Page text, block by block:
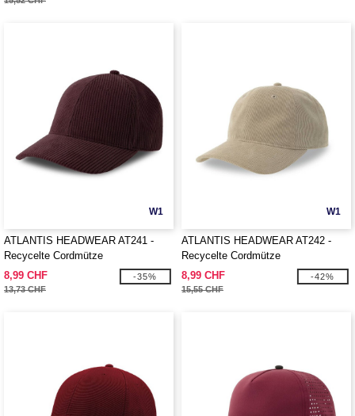
W1
ATLANTIS HEADWEAR AT241 -
Recycelte Cordmütze
8,99 CHF
13,73 CHF
-35%
W1
ATLANTIS HEADWEAR AT242 -
Recycelte Cordmütze
8,99 CHF
15,55 CHF
-42%